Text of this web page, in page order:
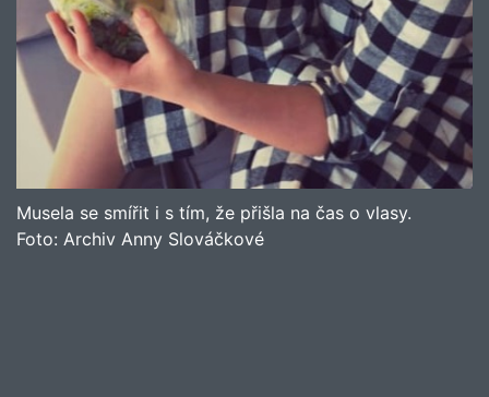
Musela se smířit i s tím, že přišla na čas o vlasy.
Foto: Archiv Anny Slováčkové